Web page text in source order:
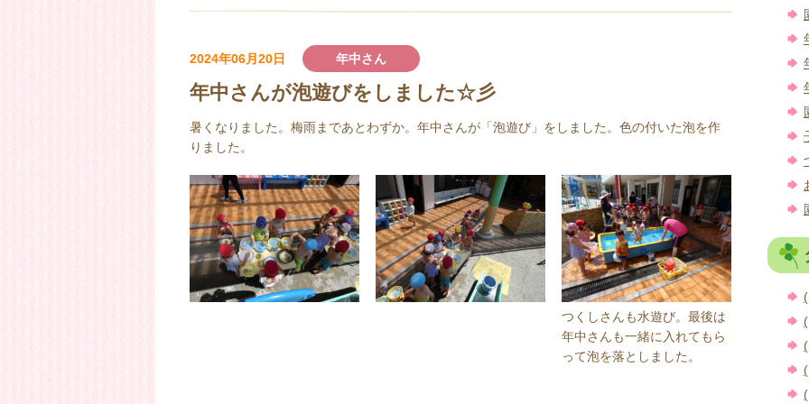
2024年06月20日 年中さん
年中さんが泡遊びをしました☆彡
暑くなりました。梅雨まであとわずか。年中さんが「泡遊び」をしました。色の付いた泡を作
りました。
つくしさんも水遊び。最後は
年中さんも一緒に入れてもら
って泡を落としました。